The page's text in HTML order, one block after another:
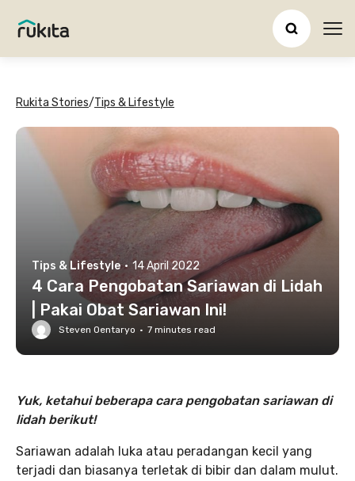
Rukita Stories/Tips & Lifestyle
Tips & Lifestyle · 14 April 2022
4 Cara Pengobatan Sariawan di Lidah
| Pakai Obat Sariawan Ini!
Steven Oentaryo · 7 minutes read
Yuk, ketahui beberapa cara pengobatan sariawan di
lidah berikut!
Sariawan adalah luka atau peradangan kecil yang
terjadi dan biasanya terletak di bibir dan dalam mulut.